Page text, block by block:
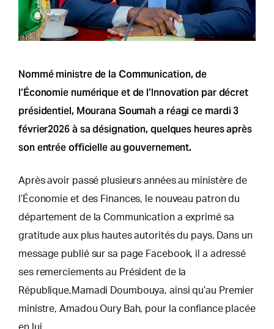
Nommé ministre de la Communication, de
l’Économie numérique et de l’Innovation par décret
présidentiel, Mourana Soumah a réagi ce mardi 3
février2026 à sa désignation, quelques heures après
son entrée officielle au gouvernement.
Après avoir passé plusieurs années au ministère de
l’Économie et des Finances, le nouveau patron du
département de la Communication a exprimé sa
gratitude aux plus hautes autorités du pays. Dans un
message publié sur sa page Facebook, il a adressé
ses remerciements au Président de la
République,Mamadi Doumbouya, ainsi qu’au Premier
ministre, Amadou Oury Bah, pour la confiance placée